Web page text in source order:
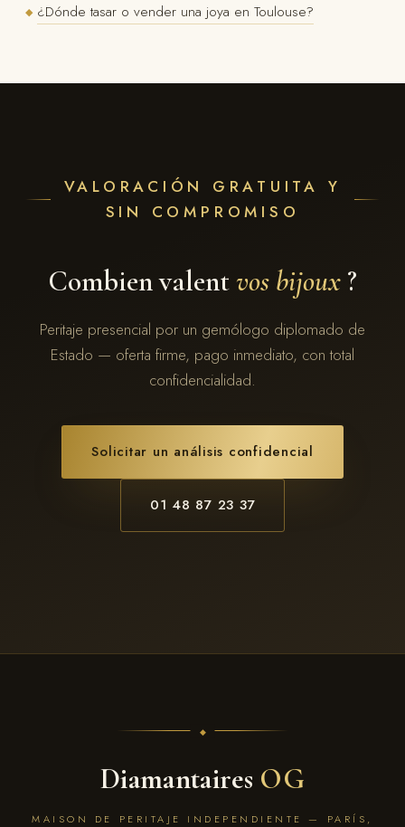
◆ ¿Dónde tasar o vender una joya en Toulouse?
VALORACIÓN GRATUITA Y
SIN COMPROMISO
Combien valentvos bijoux ?
Peritaje presencial por un gemólogo diplomado de
Estado — oferta firme, pago inmediato, con total
confidencialidad.
Solicitar un análisis confidencial
01 48 87 23 37
Diamantaires OG
MAISON DE PERITAJE INDEPENDIENTE — PARÍS,